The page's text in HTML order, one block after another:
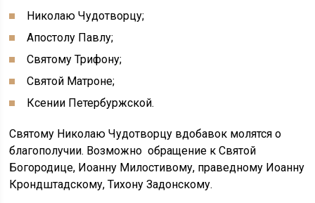
Николаю Чудотворцу;
Апостолу Павлу;
Святому Трифону;
Святой Матроне;
Ксении Петербуржской.
Святому Николаю Чудотворцу вдобавок молятся о
благополучии. Возможно обращение к Святой
Богородице, Иоанну Милостивому, праведному Иоанну
Крондштадскому, Тихону Задонскому.